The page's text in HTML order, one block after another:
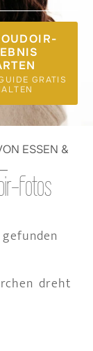
GRATIS
dreht
ESSEN &
Fotos